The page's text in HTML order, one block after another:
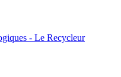
- Le Recycleur